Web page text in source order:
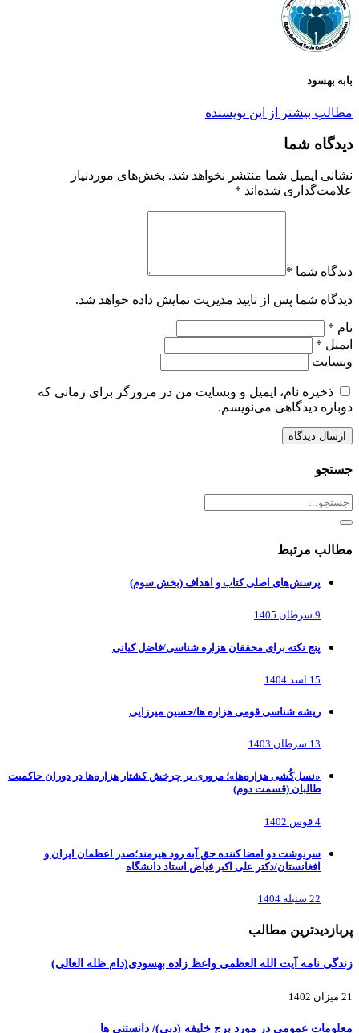
بابه بهسود
مطالب بیشتر از این نویسنده
دیدگاه شما
نشانی ایمیل شما منتشر نخواهد شد. بخش‌های موردنیاز
علامت‌گذاری شده‌اند *
دیدگاه شما *
دیدگاه شما پس از تایید مدیریت نمایش داده خواهد شد.
نام *
ایمیل *
وبسایت
ذخیره نام، ایمیل و وبسایت من در مرورگر برای زمانی که
دوباره دیدگاهی می‌نویسم.
جستجو
مطالب مرتبط
پرسش‌های اصلی کتاب و اهداف (بخش سوم)
9 سرطان 1405
پنج نکته برای محققان هزاره شناسی/فاضل کیانی
15 اسد 1404
ریشه شناسی قومی هزاره ها/حسین میرزایی
13 سرطان 1403
«نسل‌کُشی هزاره‌ها»؛ مروری بر چرخش کشتار هزاره‌ها در دوران حاکمیت
طالبان (قسمت دوم)
4 قوس 1402
سرنوشت دو امضا کننده حق آبه رود هیرمند؛صدر اعظمان ایران و
افغانستان/دکتر علی اکبر فیاض استاد دانشگاه
22 سنبله 1404
پربازدیدترین مطالب
زندگی نامه آیت الله العظمی واعظ زاده بهسودی(دام ظله العالی)
21 میزان 1402
معلومات عمومی در مورد برج خلیفه (دبی)/ دانستنی ها